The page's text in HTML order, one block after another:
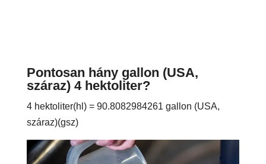
Pontosan hány gallon (USA,
száraz) 4 hektoliter?
4 hektoliter(hl) = 90.8082984261 gallon (USA,
száraz)(gsz)